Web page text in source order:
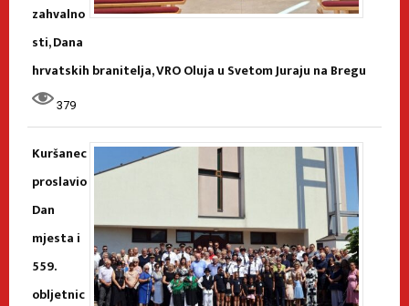
zahvalno
sti, Dana
hrvatskih branitelja, VRO Oluja u Svetom Juraju na Bregu
379
Kuršanec
proslavio
Dan
mjesta i
559.
obljetnic